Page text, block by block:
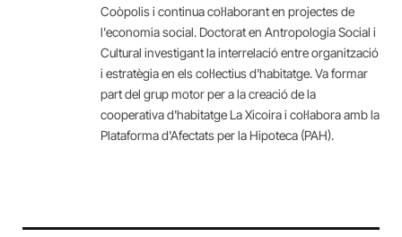
Coòpolis i continua col·laborant en projectes de
l'economia social. Doctorat en Antropologia Social i
Cultural investigant la interrelació entre organització
i estratègia en els col·lectius d'habitatge. Va formar
part del grup motor per a la creació de la
cooperativa d'habitatge La Xicoira i col·labora amb la
Plataforma d'Afectats per la Hipoteca (PAH).